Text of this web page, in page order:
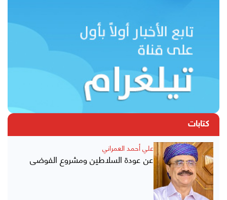
كتابات
علي أحمد العمراني
عن عودة السلاطين ومشروع الفوضى